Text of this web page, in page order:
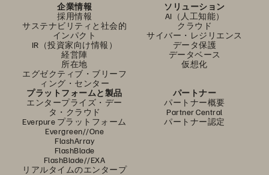
企業情報
採用情報
サステナビリティと社会的
インパクト
IR（投資家向け情報）
経営陣
所在地
エグゼクティブ・ブリーフ
ィング・センター
ソリューション
AI（人工知能）
クラウド
サイバー・レジリエンス
データ保護
データベース
仮想化
プラットフォームと製品
エンタープライズ・デー
タ・クラウド
Everpure プラットフォーム
Evergreen//One
FlashArray
FlashBlade
FlashBlade//EXA
リアルタイムのエンタープ
パートナー
パートナー概要
Partner Central
パートナー認定